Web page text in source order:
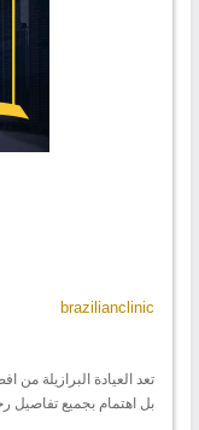
brazilianclinic
تعد العيادة البرازيلة
بل اهتمام بجميع تفاصيل